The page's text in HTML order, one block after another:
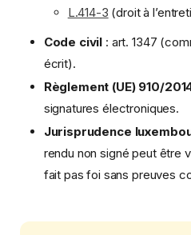
L.414-3 (droit à
Code civil : art. 1347
écrit).
Règlement (UE) 910/
signatures électroniques.
Jurisprudence
rendu non signé peut être
fait pas foi sans preuves